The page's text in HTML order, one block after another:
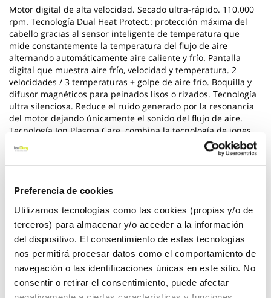
Preferencia de cookies
Utilizamos tecnologías como las cookies (propias y/o de
terceros) para almacenar y/o acceder a la información
del dispositivo. El consentimiento de estas tecnologías
nos permitirá procesar datos como el comportamiento de
navegación o las identificaciones únicas en este sitio. No
consentir o retirar el consentimiento, puede afectar
Motor digital de alta velocidad. Secado ultra-rápido. 110.000
rpm. Tecnología Dual Heat Protect.: protección máxima del
cabello gracias al sensor inteligente de temperatura que
mide constantemente la temperatura del flujo de aire
alternando automáticamente aire caliente y frío. Pantalla
digital que muestra aire frío, velocidad y temperatura. 2
velocidades / 3 temperaturas + golpe de aire frío. Boquilla y
difusor magnéticos para peinados lisos o rizados. Tecnología
ultra silenciosa. Reduce el ruido generado por la resonancia
del motor dejando únicamente el sonido del flujo de aire.
Tecnología Ion Plasma Care. combina la tecnología de iones
negativos y plasma para un mejor cuidado del cabello. Rejilla
de entrada de aire desmontable con abosorción magnética
para una mejor limpieza.
62,85 €
Añadir al carrito
de
imágenes